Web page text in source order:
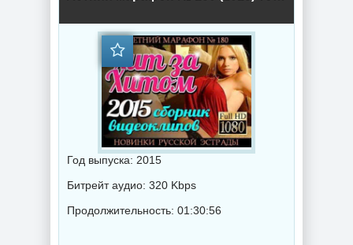
Год выпуска: 2015
Битрейт аудио: 320 Kbps
Продолжительность: 01:30:56